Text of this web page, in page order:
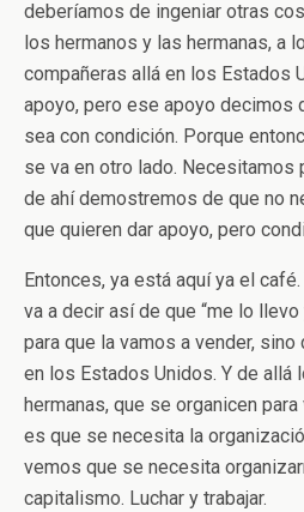
deberíamos de ingeniar otras
los hermanos y las hermanas, a
compañeras allá en los Estados
apoyo, pero ese apoyo decimos
sea con condición. Porque
se va en otro lado. Necesitamos
de ahí demostremos de que no
que quieren dar apoyo, pero
Entonces, ya está aquí ya el
va a decir así de que “me lo
para que la vamos a vender,
en los Estados Unidos. Y de allá
hermanas, que se organicen
es que se necesita la
vemos que se necesita
capitalismo. Luchar y trabajar.